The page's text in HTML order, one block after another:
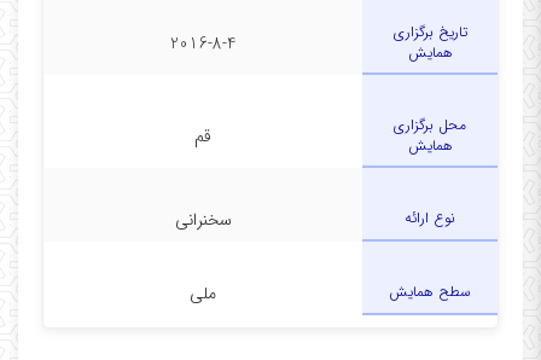
تاریخ برگزاری
همایش
2016-8-4
محل برگزاری
همایش
قم
نوع ارائه سخنرانی
سطح همایش ملی